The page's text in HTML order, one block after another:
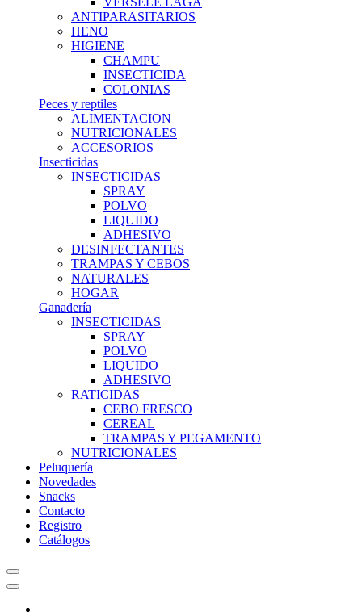
ANTIPARASITARIOS
HENO
HIGIENE
CHAMPU
INSECTICIDA
COLONIAS
Peces y reptiles
ALIMENTACION
NUTRICIONALES
ACCESORIOS
Insecticidas
INSECTICIDAS
SPRAY
POLVO
LIQUIDO
ADHESIVO
DESINFECTANTES
TRAMPAS Y CEBOS
NATURALES
HOGAR
Ganadería
INSECTICIDAS
SPRAY
POLVO
LIQUIDO
ADHESIVO
RATICIDAS
CEBO FRESCO
CEREAL
TRAMPAS Y PEGAMENTO
NUTRICIONALES
Peluquería
Novedades
Snacks
Contacto
Registro
Catálogos